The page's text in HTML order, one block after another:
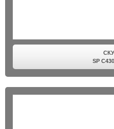
SP